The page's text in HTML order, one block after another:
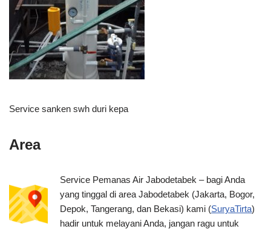
Service sanken swh duri kepa
Area
Service Pemanas Air Jabodetabek – bagi Anda
yang tinggal di area Jabodetabek (Jakarta, Bogor,
Depok, Tangerang, dan Bekasi) kami (SuryaTirta)
hadir untuk melayani Anda, jangan ragu untuk